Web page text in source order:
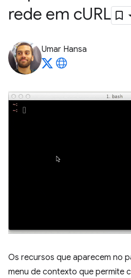
rede em cURL
Umar Hansa
Os recursos que aparecem no
menu de contexto que permite